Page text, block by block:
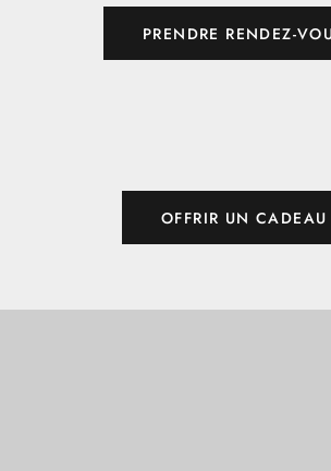
PRENDRE RENDEZ-
OFFRIR UN CADEAU